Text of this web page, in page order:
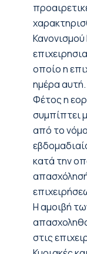
οποίο η
ημέρα αυτή.
Φέτος η
συμπίπτει
από το
κατά την
Η αμοιβή
στις